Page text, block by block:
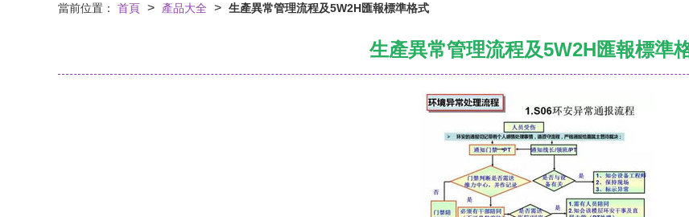
當前位置： 首頁 > 產品大全 > 生產異常管理流程及5W2H匯報標準格式
生產異常管理流程及5W2H匯報標準